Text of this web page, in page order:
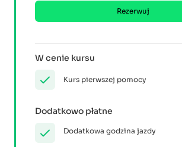
Rezerwuj
W cenie kursu
Kurs pierwszej pomocy
Dodatkowo płatne
Dodatkowa godzina jazdy